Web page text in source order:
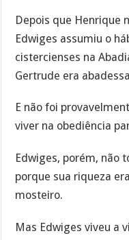
Depois que Henrique
Edwiges assumiu o
cistercienses na
Gertrude era
E não foi
viver na obediência
Edwiges, porém, não
porque sua riqueza
mosteiro.
Mas Edwiges viveu a